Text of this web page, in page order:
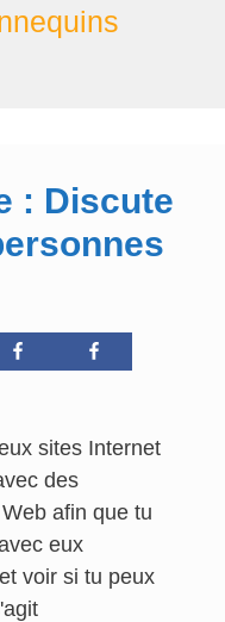
: Discute
sites Internet
des
afin que tu
eux
voir si tu peux